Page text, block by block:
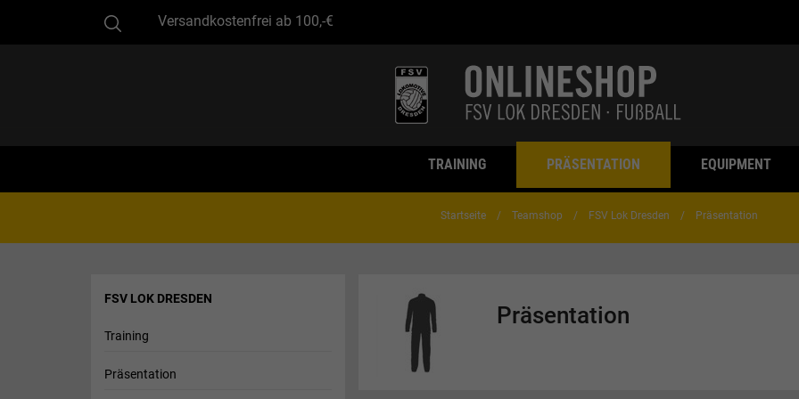
Versandkostenfrei ab 100,-€
TRAINING PRÄSENTATION EQUIPMENT
Startseite Teamshop FSV Lok Dresden Präsentation
FSV LOK DRESDEN
Training
Präsentation
Präsentation